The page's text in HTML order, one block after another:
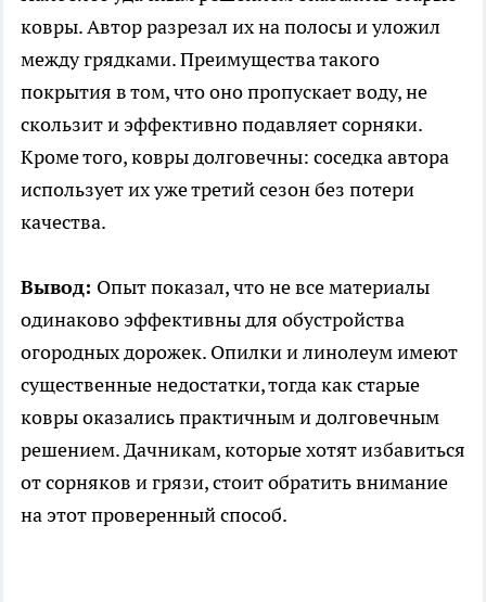
ковры. Автор разрезал их на полосы и уложил
между грядками. Преимущества такого
покрытия в том, что оно пропускает воду, не
скользит и эффективно подавляет сорняки.
Кроме того, ковры долговечны: соседка автора
использует их уже третий сезон без потери
качества.
Вывод: Опыт показал, что не все материалы
одинаково эффективны для обустройства
огородных дорожек. Опилки и линолеум имеют
существенные недостатки, тогда как старые
ковры оказались практичным и долговечным
решением. Дачникам, которые хотят избавиться
от сорняков и грязи, стоит обратить внимание
на этот проверенный способ.